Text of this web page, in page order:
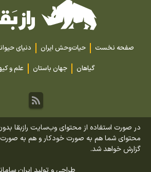
صفحه نخست حیات‌وحش ایران دنیای
گیاهان
جهان باستان علم و
در صورت استفاده از محتوای وب‌سایت رازبقا
گزارش خواهد شد.